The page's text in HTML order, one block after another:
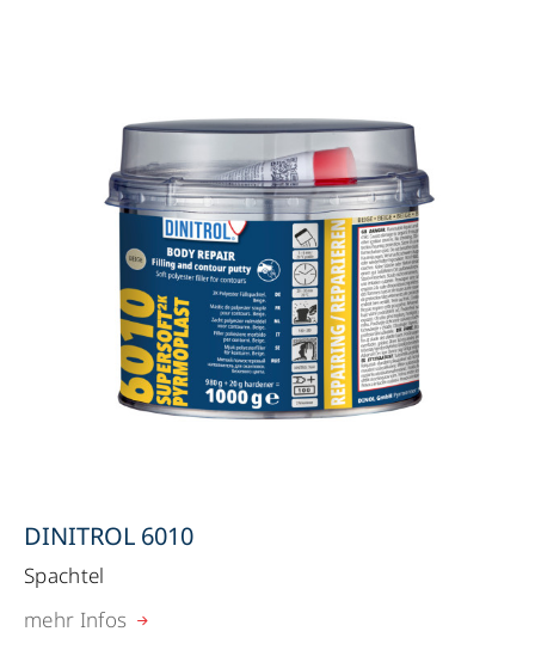
DINITROL 6010
Spachtel
mehr Infos